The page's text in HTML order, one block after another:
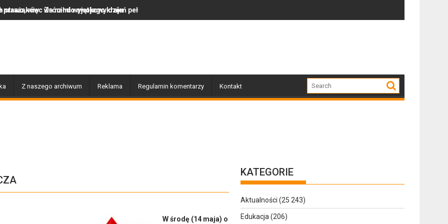
do swojego kraju
wyjątkowy dzień pełen muzyki, tańca i niezapomnianych emocji!
Z naszego archiwum Reklama Regulamin komentarzy Kontakt
W środę (14 maja) o
KATEGORIE
Aktualności (25 243)
Edukacja (206)